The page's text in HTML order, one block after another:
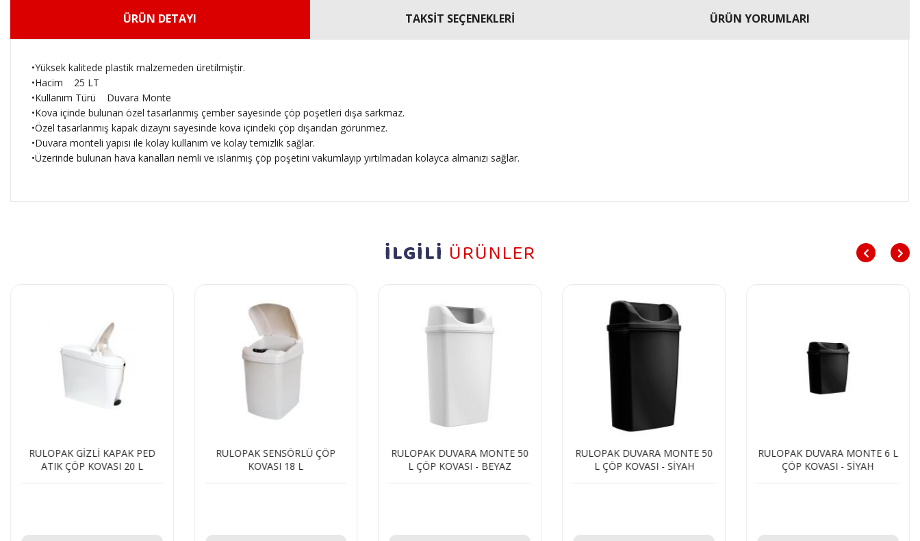
ÜRÜN DETAYI TAKSİT SEÇENEKLERİ ÜRÜN YORUMLARI
•Yüksek kalitede plastik malzemeden üretilmiştir.
•Hacim 25 LT
•Kullanım Türü Duvara Monte
•Kova içinde bulunan özel tasarlanmış çember sayesinde çöp poşetleri dışa sarkmaz.
•Özel tasarlanmış kapak dizaynı sayesinde kova içindeki çöp dışarıdan görünmez.
•Duvara monteli yapısı ile kolay kullanım ve kolay temizlik sağlar.
•Üzerinde bulunan hava kanalları nemli ve ıslanmış çöp poşetini vakumlayıp yırtılmadan kolayca almanızı sağlar.
İLGİLİ ÜRÜNLER
RULOPAK GİZLİ KAPAK PED
ATIK ÇÖP KOVASI 20 L
RULOPAK SENSÖRLÜ ÇÖP
KOVASI 18 L
RULOPAK DUVARA MONTE 50
L ÇÖP KOVASI - BEYAZ
RULOPAK DUVARA MONTE 50
L ÇÖP KOVASI - SİYAH
RULOPAK DUVARA MONTE 6 L
ÇÖP KOVASI - SİYAH